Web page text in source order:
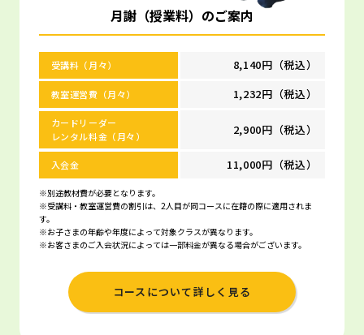
月謝（授業料）のご案内
受講料（月々） 8,140円（税込）
教室運営費（月々） 1,232円（税込）
カードリーダー
レンタル料金（月々）
2,900円（税込）
入会金 11,000円（税込）
※別途教材費が必要となります。
※受講料・教室運営費の割引は、2人目が同コースに在籍の際に適用されま
す。
※お子さまの年齢や年度によって対象クラスが異なります。
※お客さまのご入会状況によっては一部料金が異なる場合がございます。
コースについて詳しく見る